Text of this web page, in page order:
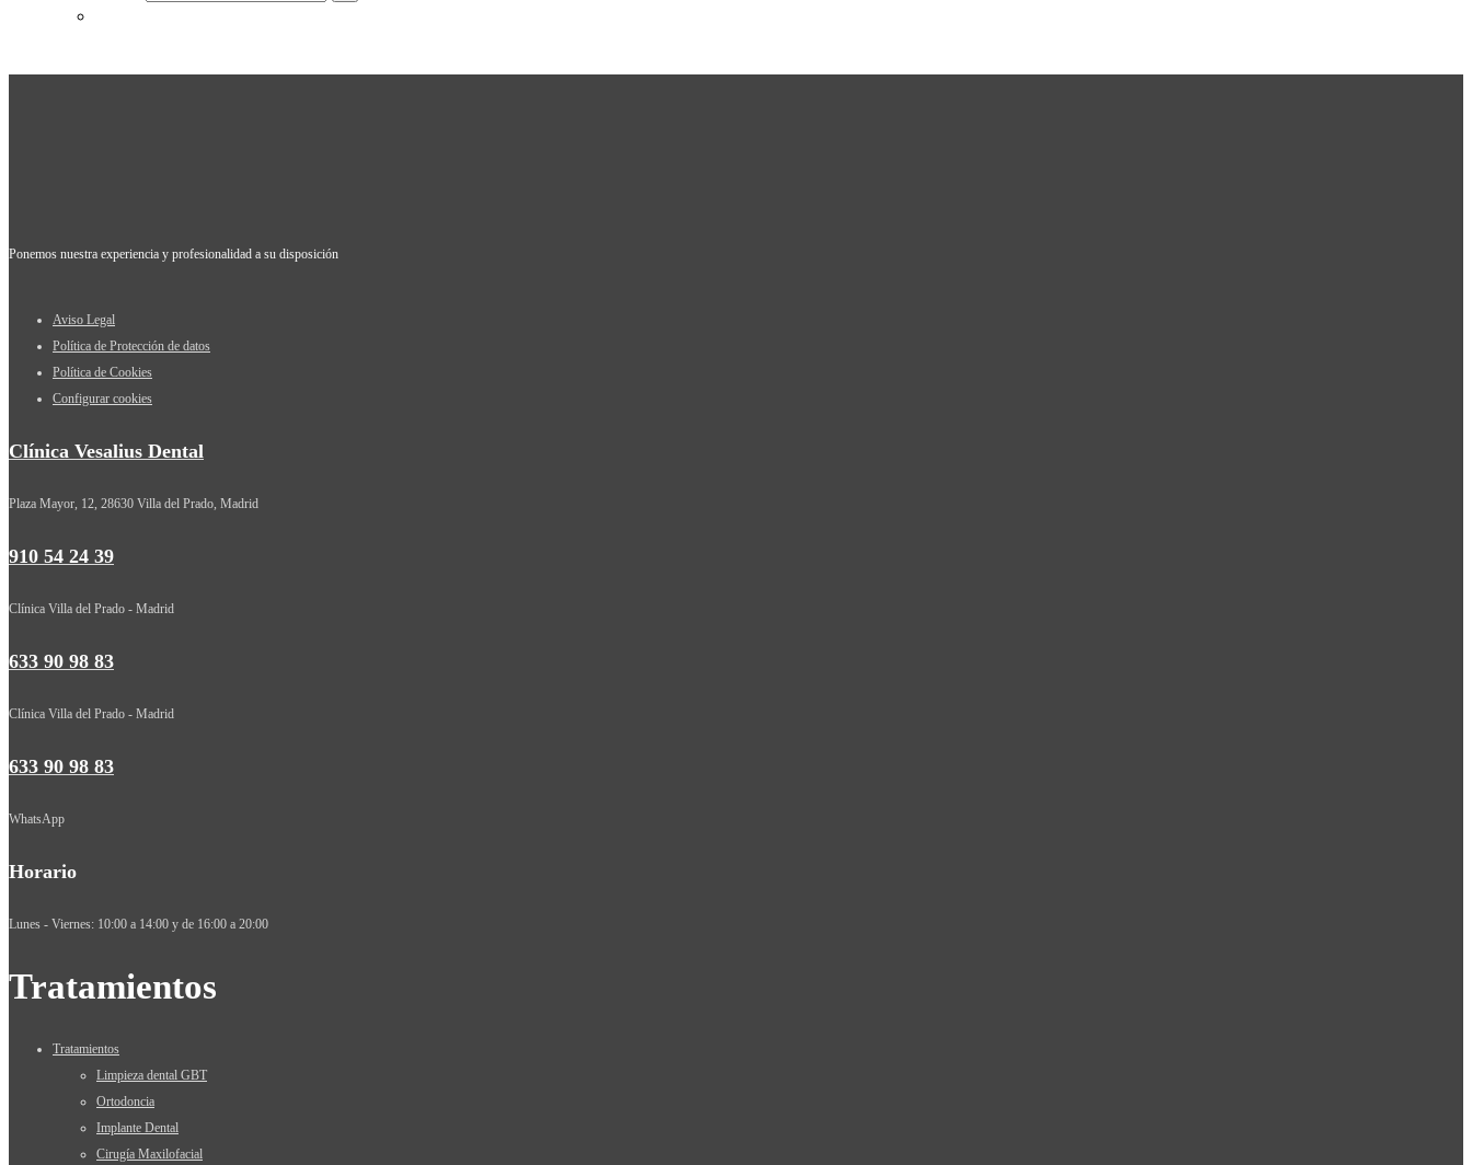
Ponemos nuestra experiencia y profesionalidad a su disposición
Aviso Legal
Política de Protección de datos
Política de Cookies
Configurar cookies
Clínica Vesalius Dental
Plaza Mayor, 12, 28630 Villa del Prado, Madrid
910 54 24 39
Clínica Villa del Prado - Madrid
633 90 98 83
Clínica Villa del Prado - Madrid
633 90 98 83
WhatsApp
Horario
Lunes - Viernes: 10:00 a 14:00 y de 16:00 a 20:00
Tratamientos
Tratamientos
Limpieza dental GBT
Ortodoncia
Implante Dental
Cirugía Maxilofacial